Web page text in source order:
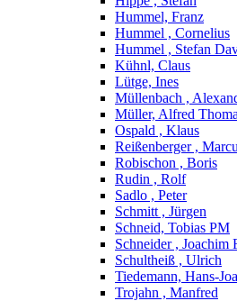
Hummel, Franz
Hummel , Cornelius
Hummel , Stefan
Kühnl, Claus
Lütge, Ines
Müllenbach ,
Müller, Alfred
Ospald , Klaus
Reißenberger ,
Robischon , Boris
Rudin , Rolf
Sadlo , Peter
Schmitt , Jürgen
Schneid, Tobias PM
Schneider , Joachim
Schultheiß , Ulrich
Tiedemann, Hans-
Trojahn , Manfred